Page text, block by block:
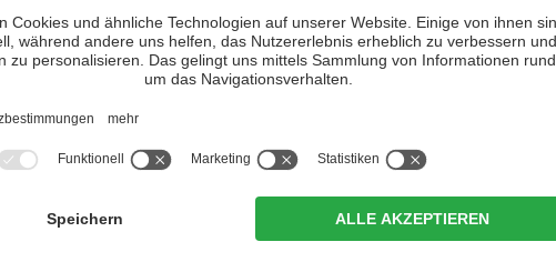
Wellnesshotels nach Sternen